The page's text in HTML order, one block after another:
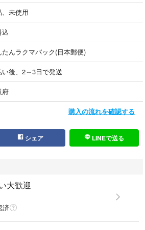
、未使用
込
たんラクマパック(日本郵便)
い後、2～3日で発送
府
購入の流れを確認する
シェア LINEで送る
大歓迎
済